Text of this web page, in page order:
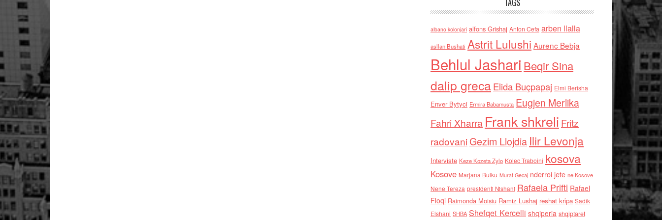
TAGS
albano kolonjari alfons Grishaj Anton Cefa arben llalla
asllan Bushati Astrit Lulushi Aurenc Bebja
Behlul Jashari Beqir Sina
dalip grecaElida Buçpapaj Elmi Berisha
Enver Bytyci Ermira Babamusta Eugjen Merlika
Fahri Xharra Frank shkreli Fritz
radovaniGezim Llojdia Ilir Levonja
Interviste Keze Kozeta Zylo Kolec Traboini kosova
Kosove Marjana Bulku Murat Gecaj nderroi jete ne Kosove
Nene Tereza presidenti Nishani Rafaela Prifti Rafael
Floqi Raimonda Moisiu Ramiz Lushaj reshat kripa Sadik
Elshani SHBA Shefqet Kercelli shqiperia shqiptaret